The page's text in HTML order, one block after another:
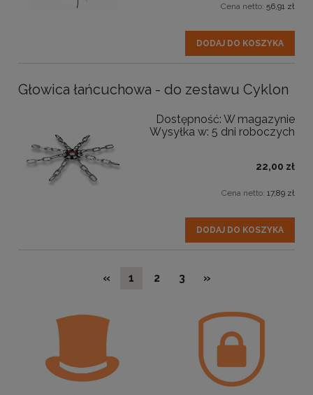
Cena netto: 56,91 zł
DODAJ DO KOSZYKA
Głowica łańcuchowa - do zestawu Cyklon
Dostępność: W magazynie
Wysyłka w: 5 dni roboczych
22,00 zł
Cena netto: 17,89 zł
DODAJ DO KOSZYKA
« 1 2 3 »